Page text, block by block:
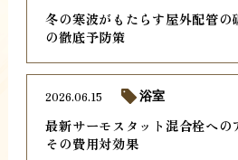
冬の寒波がもたらす屋外配管の
の徹底予防策
最新サーモスタット混合栓への
その費用対効果
2026.06.15 浴室